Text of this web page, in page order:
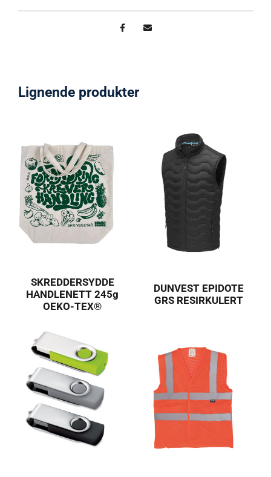
Lignende produkter
SKREDDERSYDDE
HANDLENETT 245g
OEKO-TEX®
DUNVEST EPIDOTE
GRS RESIRKULERT